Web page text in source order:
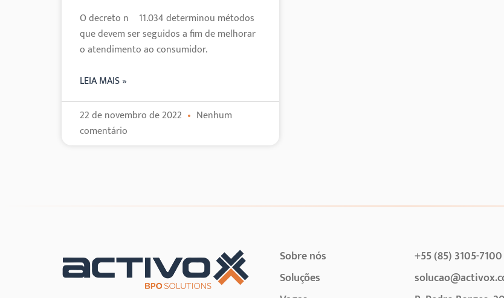
O decreto nº 11.034 determinou métodos
que devem ser seguidos a fim de melhorar
o atendimento ao consumidor.
LEIA MAIS »
22 de novembro de 2022
Nenhum
comentário
Sobre nós
Soluções
+55 (85) 3105-7100